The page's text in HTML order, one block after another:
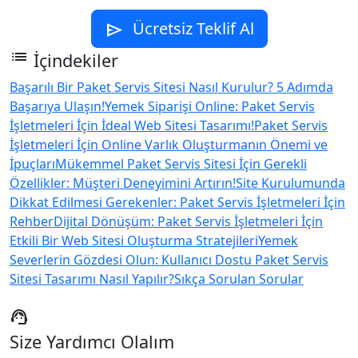
send Ücretsiz Teklif Al
list İçindekiler
Başarılı Bir Paket Servis Sitesi Nasıl Kurulur? 5 Adımda
Başarıya Ulaşın!Yemek Siparişi Online: Paket Servis
İşletmeleri İçin İdeal Web Sitesi Tasarımı!Paket Servis
İşletmeleri İçin Online Varlık Oluşturmanın Önemi ve
İpuçlarıMükemmel Paket Servis Sitesi İçin Gerekli
Özellikler: Müşteri Deneyimini Artırın!Site Kurulumunda
Dikkat Edilmesi Gerekenler: Paket Servis İşletmeleri İçin
RehberDijital Dönüşüm: Paket Servis İşletmeleri İçin
Etkili Bir Web Sitesi Oluşturma StratejileriYemek
Severlerin Gözdesi Olun: Kullanıcı Dostu Paket Servis
Sitesi Tasarımı Nasıl Yapılır?Sıkça Sorulan Sorular
support_agent
Size Yardımcı Olalım